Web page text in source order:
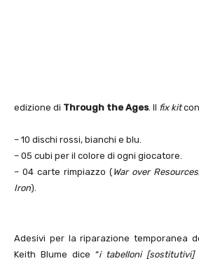
edizione di Through the Ages. Il fix kit
– 10 dischi rossi, bianchi e blu.
– 05 cubi per il colore di ogni giocatore.
– 04 carte rimpiazzo (War over Resources
Iron).
Adesivi per la riparazione temporanea
Keith Blume dice “i tabelloni [sostitutivi]